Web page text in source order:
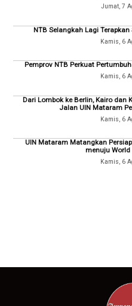
Jumat, 7
NTB Selangkah Lagi
Kamis, 6
Pemprov NTB Perkuat
Kamis, 6
Dari Lombok ke Berlin, Kairo dan
Jalan UIN Mataram
Kamis, 6
UIN Mataram Matangkan
menuju World
Kamis, 6